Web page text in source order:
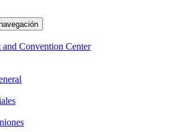
and Convention Center